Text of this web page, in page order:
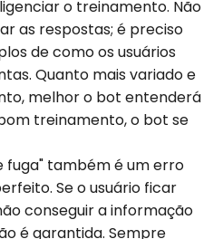
o treinamento. Não
as respostas; é preciso
de como os usuários
Quanto mais variado e
melhor o bot entenderá
treinamento, o bot se
fuga" também é um erro
Se o usuário ficar
conseguir a informação
é garantida. Sempre